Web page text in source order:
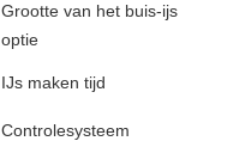
Grootte van het buis-ijs
optie
IJs maken tijd
Controlesysteem